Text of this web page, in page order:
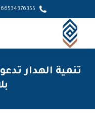
تنمية الهدار